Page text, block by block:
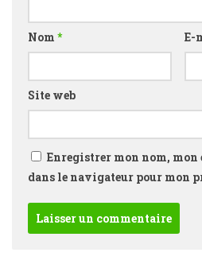
Nom * E-
Site web
Enregistrer mon nom,
dans le navigateur pour mon